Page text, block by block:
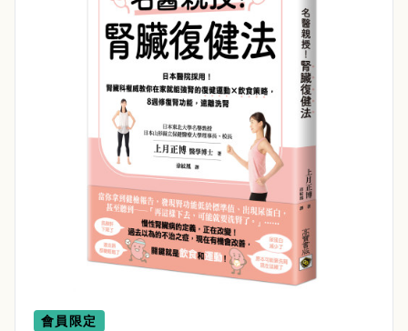
會員限定